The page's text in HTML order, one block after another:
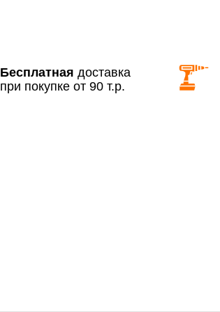
Бесплатная доставка
при покупке от 90 т.р.